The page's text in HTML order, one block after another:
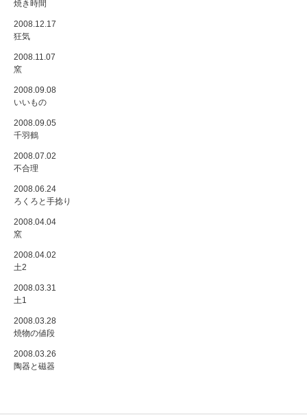
焼き時間
2008.12.17
狂気
2008.11.07
窯
2008.09.08
いいもの
2008.09.05
千羽鶴
2008.07.02
不合理
2008.06.24
ろくろと手捻り
2008.04.04
窯
2008.04.02
土2
2008.03.31
土1
2008.03.28
焼物の値段
2008.03.26
陶器と磁器